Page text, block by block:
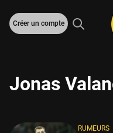
Créer un compte
Jonas
RUMEURS